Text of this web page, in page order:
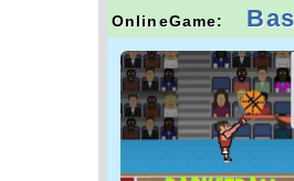
OnlineGame: